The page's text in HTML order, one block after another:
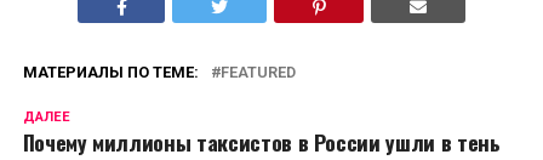
МАТЕРИАЛЫ ПО ТЕМЕ: FEATURED
ДАЛЕЕ
Почему миллионы таксистов в России ушли в тень